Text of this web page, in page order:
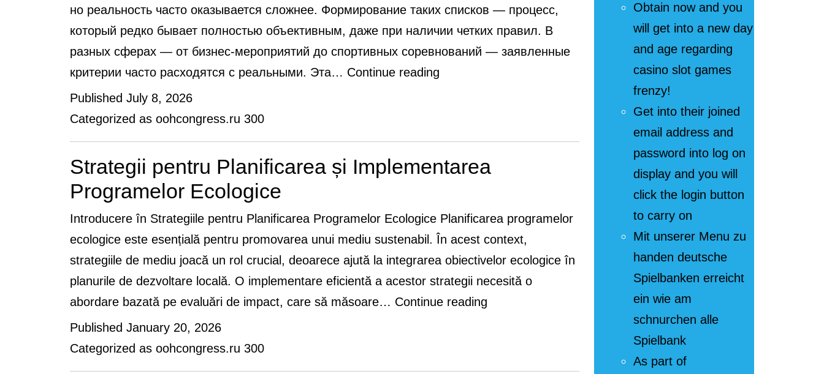
Obtain now and you
will get into a new day
and age regarding
casino slot games
frenzy!
Get into their joined
email address and
password into log on
display and you will
click the login button
to carry on
Mit unserer Menu zu
handen deutsche
Spielbanken erreicht
ein wie am
schnurchen alle
Spielbank
As part of
но реальность часто оказывается сложнее. Формирование таких списков — процесс,
который редко бывает полностью объективным, даже при наличии четких правил. В
разных сферах — от бизнес-мероприятий до спортивных соревнований — заявленные
критерии часто расходятся с реальными. Эта… Continue reading
критерии
подводные
камни
Published July 8, 2026
Categorized as oohcongress.ru 300
Strategii pentru Planificarea și Implementarea
Programelor Ecologice
Introducere în Strategiile pentru Planificarea Programelor Ecologice Planificarea programelor
ecologice este esențială pentru promovarea unui mediu sustenabil. În acest context,
strategiile de mediu joacă un rol crucial, deoarece ajută la integrarea obiectivelor ecologice în
planurile de dezvoltare locală. O implementare eficientă a acestor strategii necesită o
abordare bazată pe evaluări de impact, care să măsoare… Continue reading
Published January 20, 2026
Categorized as oohcongress.ru 300